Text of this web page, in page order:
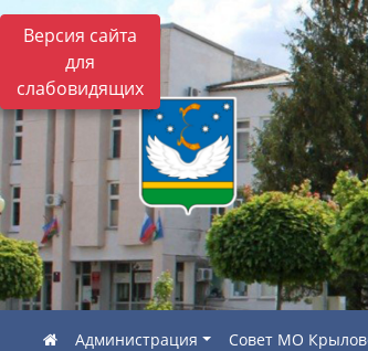
Версия сайта
для
слабовидящих
Администрация Совет МО